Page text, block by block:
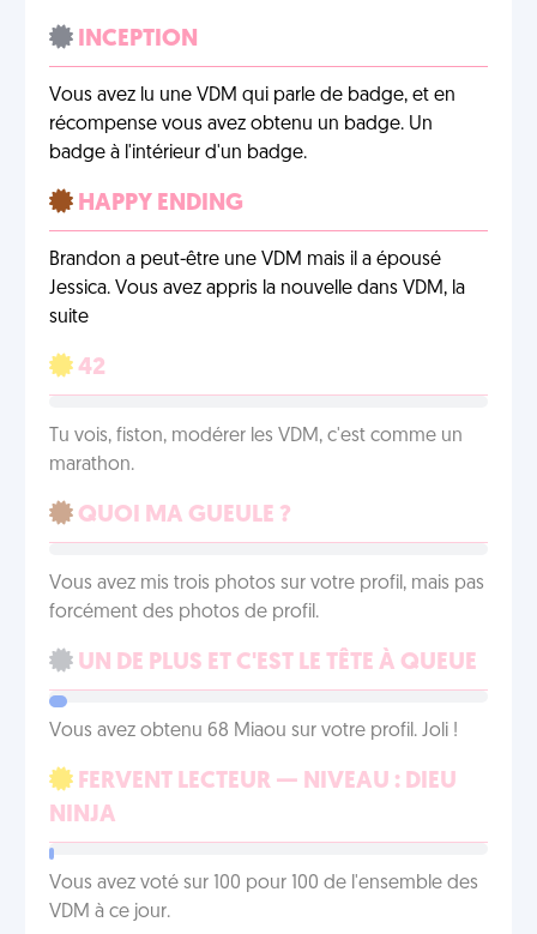
INCEPTION
Vous avez lu une VDM qui parle de badge, et en
récompense vous avez obtenu un badge. Un
badge à l'intérieur d'un badge.
HAPPY ENDING
Brandon a peut-être une VDM mais il a épousé
Jessica. Vous avez appris la nouvelle dans VDM, la
suite
42
Tu vois, fiston, modérer les VDM, c'est comme un
marathon.
QUOI MA GUEULE ?
Vous avez mis trois photos sur votre profil, mais pas
forcément des photos de profil.
UN DE PLUS ET C'EST LE TÊTE À QUEUE
Vous avez obtenu 68 Miaou sur votre profil. Joli !
FERVENT LECTEUR — NIVEAU : DIEU
NINJA
Vous avez voté sur 100 pour 100 de l'ensemble des
VDM à ce jour.